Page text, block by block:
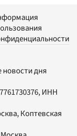
новости дня
ИНН
Коптевская